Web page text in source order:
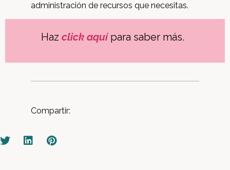
administración de recursos que necesitas.
Haz click aquípara saber más.
Compartir: